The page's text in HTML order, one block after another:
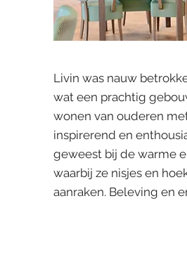
Livin was nauw
wat een prachtig
wonen van ouderen
inspirerend en
geweest bij de warme
waarbij ze nisjes en
aanraken. Beleving en